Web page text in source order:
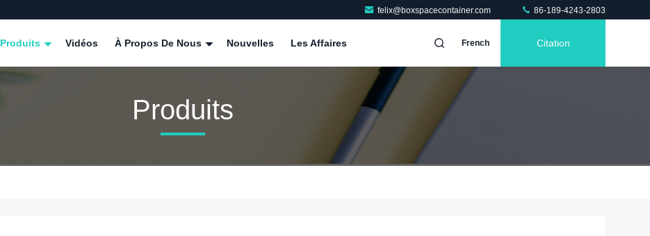
felix@boxspacecontainer.com 86-189-4243-2803
Produits Vidéos À Propos De Nous Nouvelles Les Affaires French Citation
Produits